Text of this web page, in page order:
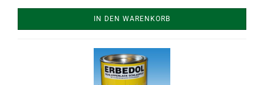
IN DEN WARENKORB